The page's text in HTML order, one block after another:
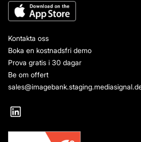
Kontakta oss
Boka en kostnadsfri demo
Prova gratis i 30 dagar
Be om offert